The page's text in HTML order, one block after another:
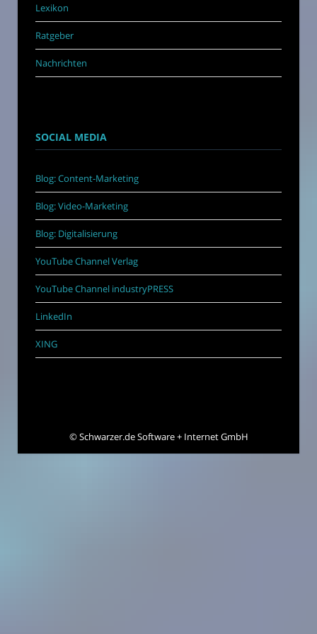
Lexikon
Ratgeber
Nachrichten
SOCIAL MEDIA
Blog: Content-Marketing
Blog: Video-Marketing
Blog: Digitalisierung
YouTube Channel Verlag
YouTube Channel industryPRESS
LinkedIn
XING
©Schwarzer.de Software + Internet GmbH